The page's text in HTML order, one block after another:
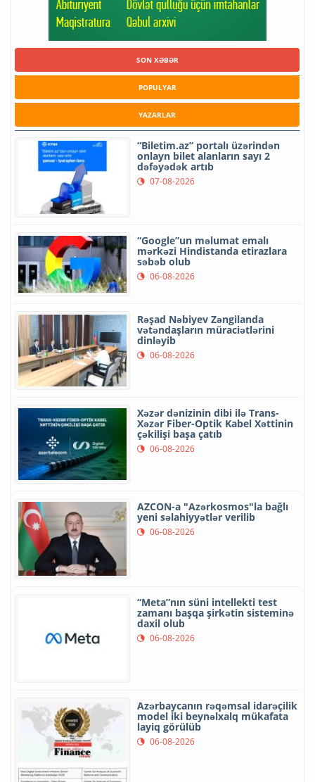
SON XƏBƏR
POPULYAR
YAZARLAR
“Biletim.az” portalı üzərindən
onlayn bilet alanların sayı 2
dəfəyədək artıb
07-08-2026
“Google”un məlumat emalı
mərkəzi Hindistanda etirazlara
səbəb olub
06-08-2026
Rəşad Nəbiyev Zəngilanda
vətəndaşların müraciətlərini
dinləyib
06-08-2026
Xəzər dənizinin dibi ilə Trans-
Xəzər Fiber-Optik Kabel Xəttinin
çəkilişi başa çatıb
06-08-2026
AZCON-a "Azərkosmos"la bağlı
yeni səlahiyyətlər verilib
06-08-2026
“Meta”nın süni intellekti test
zamanı başqa şirkətin sisteminə
daxil olub
06-08-2026
Azərbaycanın rəqəmsal idarəçilik
model iki beynəlxalq mükafata
layiq görülüb
06-08-2026